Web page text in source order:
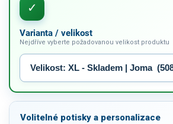
Varianta / velikost
Nejdříve vyberte požadovanou velikost produktu
Volitelné potisky a personalizace